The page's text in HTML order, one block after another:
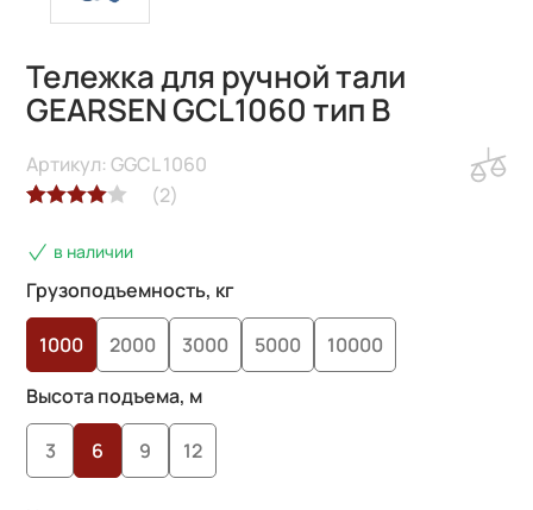
Тележка для ручной тали
GEARSEN GCL1060 тип B
4.00из 5
на основе
пользователей
(2)
Артикул: GGCL 1060
в наличии
Грузоподъемность, кг
1000 2000 3000 5000
10000
Высота подъема, м
3 6 9 12